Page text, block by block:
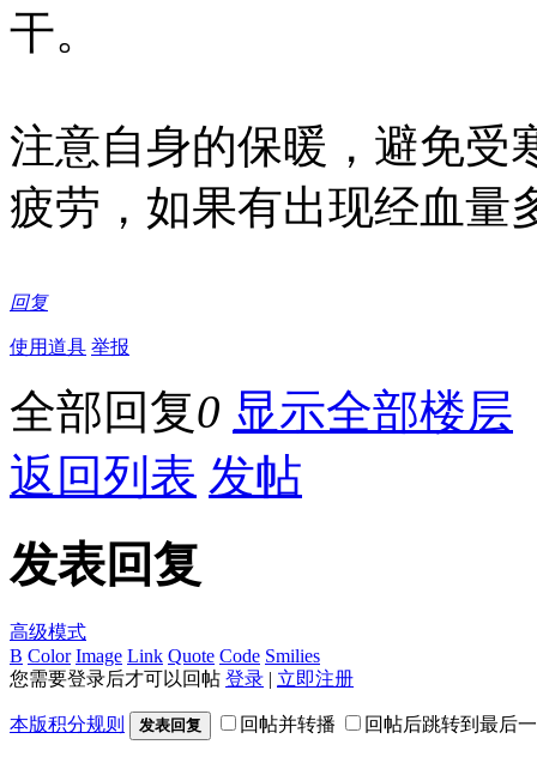
干。
注意自身的保暖，避免受
疲劳，如果有出现经血量
回复
使用道具 举报
全部回复0 显示全部楼层
返回列表 发帖
发表回复
高级模式
B Color Image Link Quote Code Smilies
您需要登录后才可以回帖 登录 | 立即注册
本版积分规则 发表回复 回帖并转播 回帖后跳转到最后